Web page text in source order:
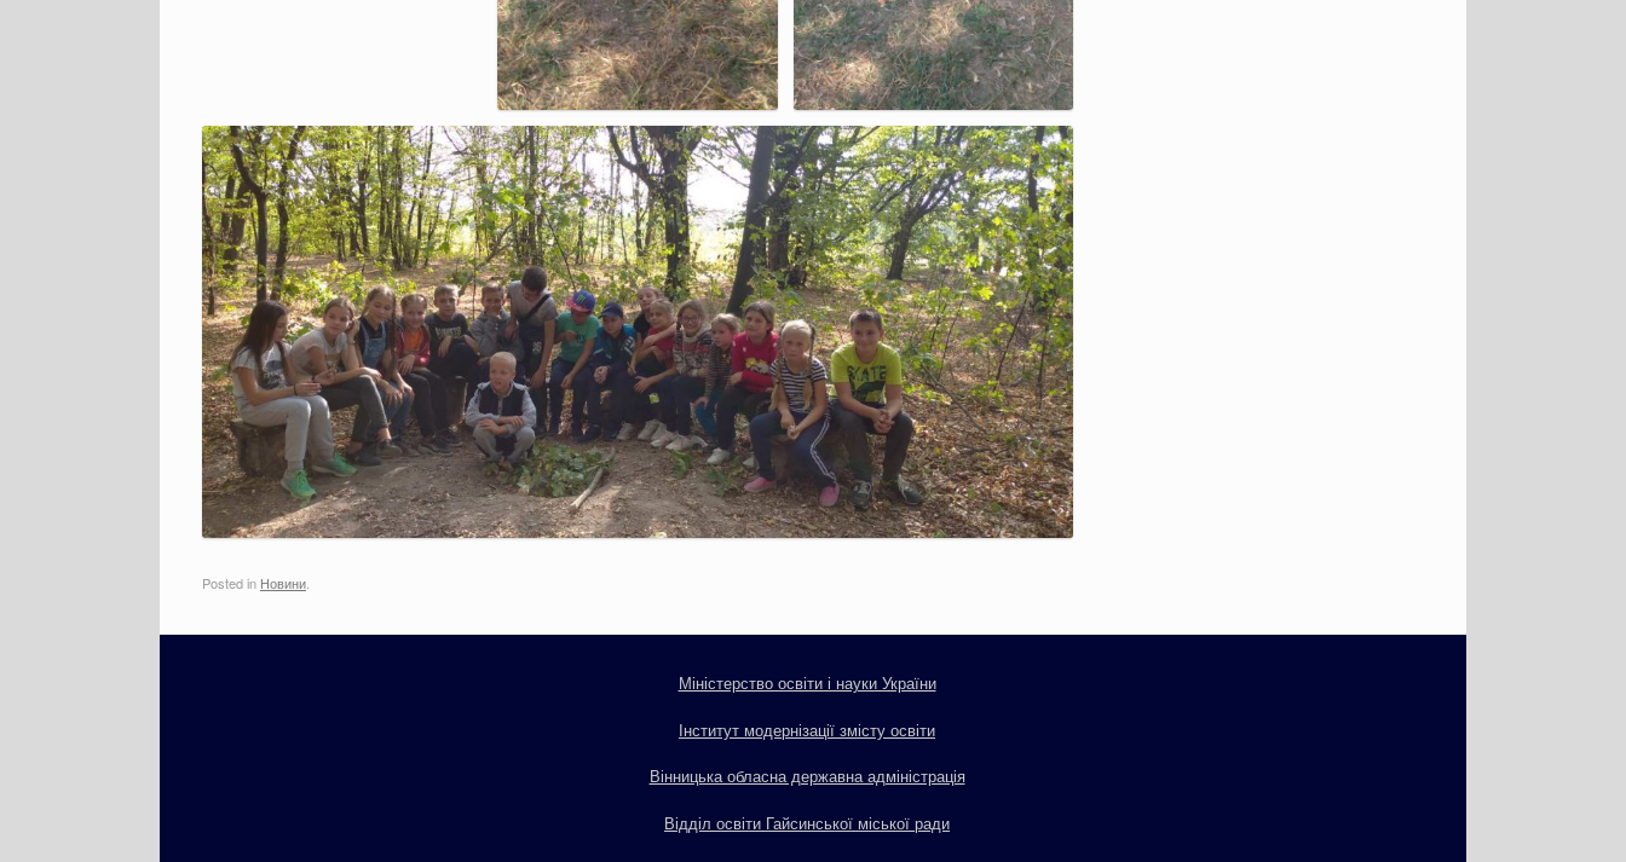
Posted in Новини.
Міністерство освіти і науки України
Інститут модернізації змісту освіти
Вінницька обласна державна адміністрація
Відділ освіти Гайсинської міської ради